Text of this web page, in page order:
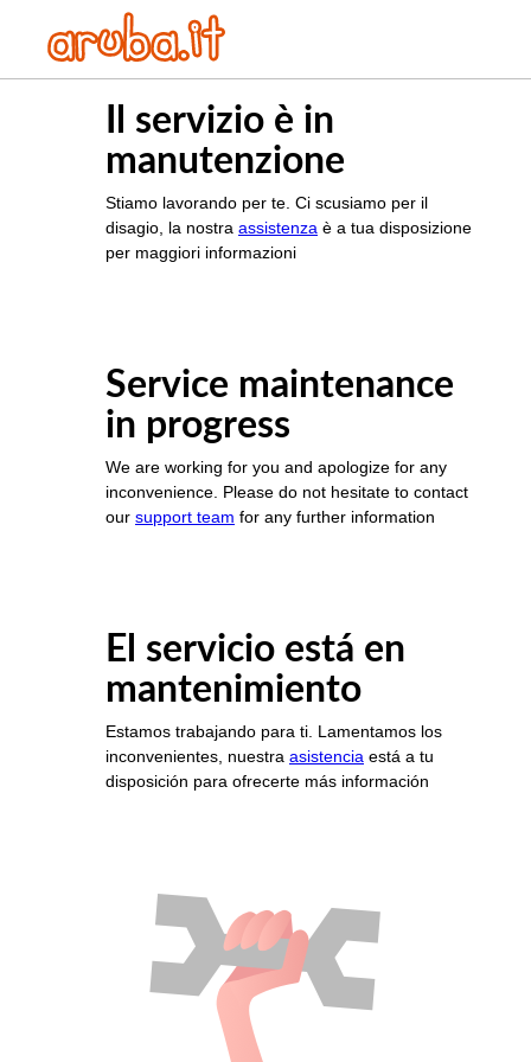
Il servizio è in
manutenzione
Stiamo lavorando per te. Ci scusiamo per il
disagio, la nostra assistenza è a tua disposizione
per maggiori informazioni
Service maintenance
in progress
We are working for you and apologize for any
inconvenience. Please do not hesitate to contact
our support team for any further information
El servicio está en
mantenimiento
Estamos trabajando para ti. Lamentamos los
inconvenientes, nuestra asistencia está a tu
disposición para ofrecerte más información